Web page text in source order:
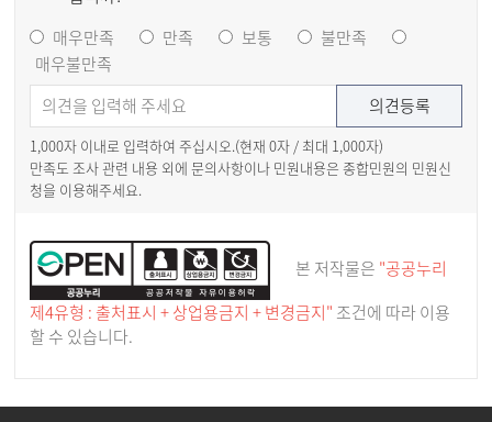
매우만족
만족 보통
불만족
매우불만족
1,000자 이내로 입력하여 주십시오.(현재 0자 / 최대 1,000자)
만족도 조사 관련 내용 외에 문의사항이나 민원내용은 종합민원의 민원신
청을 이용해주세요.
본 저작물은 "공공누리
제4유형 : 출처표시 + 상업용금지 + 변경금지" 조건에 따라 이용
할 수 있습니다.